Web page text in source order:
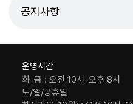
공지사항
운영시간
화-금 : 오전 10시-오후 8시
토/일/공휴일